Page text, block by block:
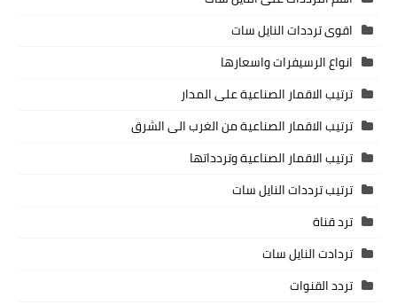
اقوى ترددات النايل سات
انواع الرسيفرات واسعارها
ترتيب الاقمار الصناعية على المدار
ترتيب الاقمار الصناعية من الغرب الى الشرق
ترتيب الاقمار الصناعية وتردداتها
ترتيب ترددات النايل سات
ترد قناة
تردادت النايل سات
تردد القنوات